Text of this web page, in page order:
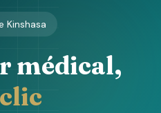
Kinshasa
médical,